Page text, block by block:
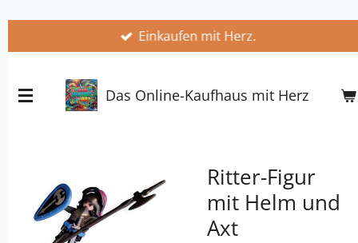
springen
Einkaufen mit Herz.
Das Online-Kaufhaus mit Herz
Ritter-Figur
mit Helm und
Axt